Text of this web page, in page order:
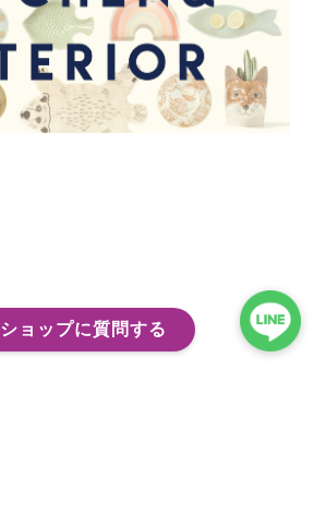
ショップに質問する